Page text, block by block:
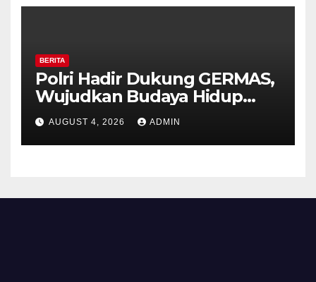
BERITA
Polri Hadir Dukung GERMAS,
Wujudkan Budaya Hidup
Sehat di Kecamatan Pabelan
AUGUST 4, 2026 ADMIN